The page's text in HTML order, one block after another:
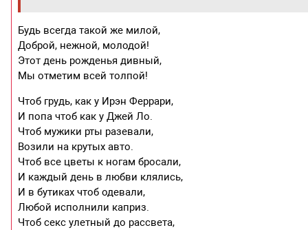
Будь всегда такой же милой,
Доброй, нежной, молодой!
Этот день рожденья дивный,
Мы отметим всей толпой!
Чтоб грудь, как у Ирэн Феррари,
И попа чтоб как у Джей Ло.
Чтоб мужики рты разевали,
Возили на крутых авто.
Чтоб все цветы к ногам бросали,
И каждый день в любви клялись,
И в бутиках чтоб одевали,
Любой исполнили каприз.
Чтоб секс улетный до рассвета,